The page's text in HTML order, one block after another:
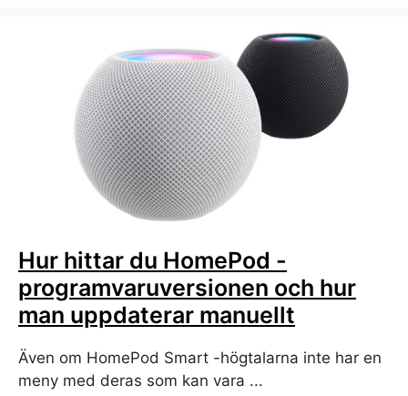
Hur hittar du HomePod -
programvaruversionen och hur
man uppdaterar manuellt
Även om HomePod Smart -högtalarna inte har en
meny med deras som kan vara ...